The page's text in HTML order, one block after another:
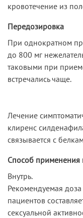
кровотечение из
Передозировка
При однократном
до 800 мг
таковыми при
встречались чаще.
Лечение
клиренс
связывается с
Способ применения
Внутрь.
Рекомендуемая
пациентов
сексуальной